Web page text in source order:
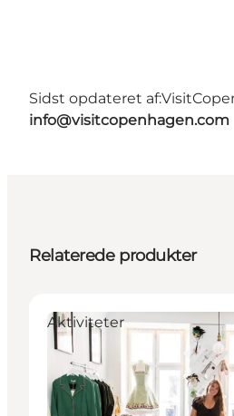
Sidst opdateret af:
info@visitcopenhagen.com
Relaterede produkter
Aktiviteter